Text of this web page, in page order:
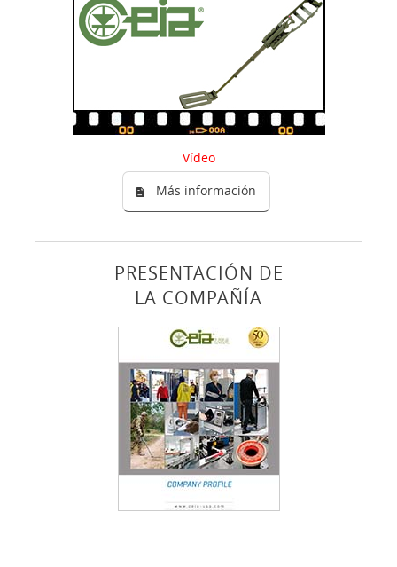
Vídeo
Más información
PRESENTACIÓN DE
LA COMPAÑÍA